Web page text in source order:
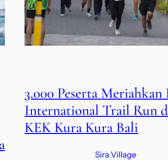
3.000 Peserta Meriahkan
International Trail Run
KEK Kura Kura Bali
Sira Village